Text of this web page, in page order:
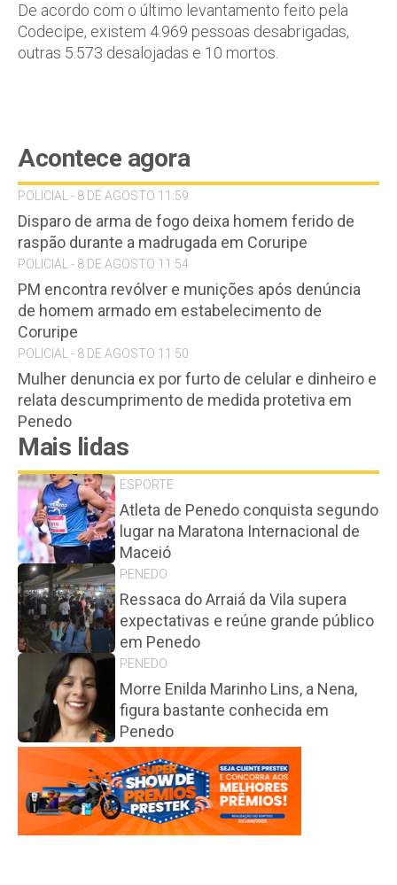
De acordo com o último levantamento feito pela
Codecipe, existem 4.969 pessoas desabrigadas,
outras 5.573 desalojadas e 10 mortos.
Acontece agora
POLICIAL - 8 DE AGOSTO 11:59
Disparo de arma de fogo deixa homem ferido de
raspão durante a madrugada em Coruripe
POLICIAL - 8 DE AGOSTO 11:54
PM encontra revólver e munições após denúncia
de homem armado em estabelecimento de
Coruripe
POLICIAL - 8 DE AGOSTO 11:50
Mulher denuncia ex por furto de celular e dinheiro e
relata descumprimento de medida protetiva em
Penedo
Mais lidas
ESPORTE
Atleta de Penedo conquista segundo
lugar na Maratona Internacional de
Maceió
PENEDO
Ressaca do Arraiá da Vila supera
expectativas e reúne grande público
em Penedo
PENEDO
Morre Enilda Marinho Lins, a Nena,
figura bastante conhecida em
Penedo